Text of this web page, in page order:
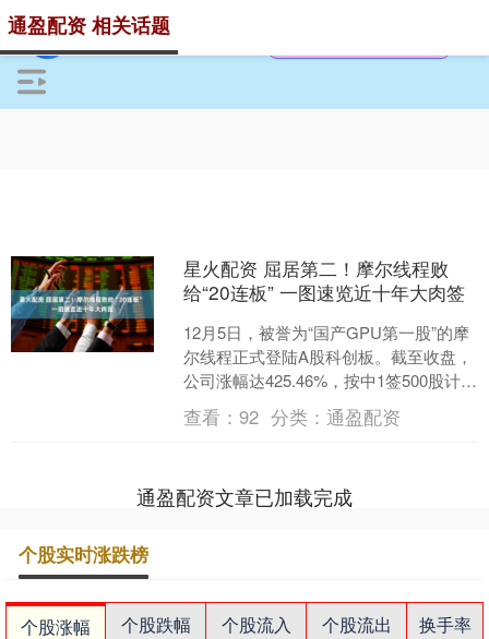
通盈配资 相关话题
星火配资 屈居第二！摩尔线程败
给“20连板” 一图速览近十年大肉签
12月5日，被誉为“国产GPU第一股”的摩
尔线程正式登陆A股科创板。截至收盘，
公司涨幅达425.46%，按中1签500股计
算，打新投资者首日盈利高达24.31万....
查看：92 分类：通盈配资
通盈配资文章已加载完成
个股实时涨跌榜
个股涨幅 个股跌幅 个股流入 个股流出
换手率